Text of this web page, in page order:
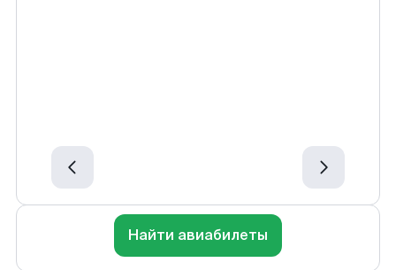
Найти авиабилеты